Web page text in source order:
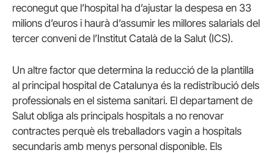
reconegut que l’hospital ha d’ajustar la despesa en 33
milions d’euros i haurà d’assumir les millores salarials del
tercer conveni de l’Institut Català de la Salut (ICS).
Un altre factor que determina la reducció de la plantilla
al principal hospital de Catalunya és la redistribució dels
professionals en el sistema sanitari. El departament de
Salut obliga als principals hospitals a no renovar
contractes perquè els treballadors vagin a hospitals
secundaris amb menys personal disponible. Els